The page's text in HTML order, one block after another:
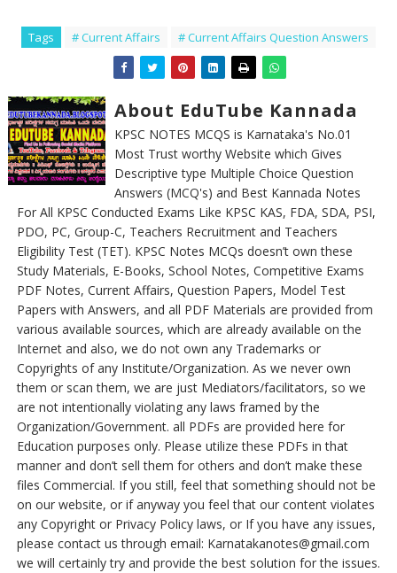
Tags # Current Affairs # Current Affairs Question Answers
About EduTube Kannada
KPSC NOTES MCQS is Karnataka's No.01
Most Trust worthy Website which Gives
Descriptive type Multiple Choice Question
Answers (MCQ's) and Best Kannada Notes
For All KPSC Conducted Exams Like KPSC KAS, FDA, SDA, PSI,
PDO, PC, Group-C, Teachers Recruitment and Teachers
Eligibility Test (TET). KPSC Notes MCQs doesn’t own these
Study Materials, E-Books, School Notes, Competitive Exams
PDF Notes, Current Affairs, Question Papers, Model Test
Papers with Answers, and all PDF Materials are provided from
various available sources, which are already available on the
Internet and also, we do not own any Trademarks or
Copyrights of any Institute/Organization. As we never own
them or scan them, we are just Mediators/facilitators, so we
are not intentionally violating any laws framed by the
Organization/Government. all PDFs are provided here for
Education purposes only. Please utilize these PDFs in that
manner and don’t sell them for others and don’t make these
files Commercial. If you still, feel that something should not be
on our website, or if anyway you feel that our content violates
any Copyright or Privacy Policy laws, or If you have any issues,
please contact us through email: Karnatakanotes@gmail.com
we will certainly try and provide the best solution for the issues.